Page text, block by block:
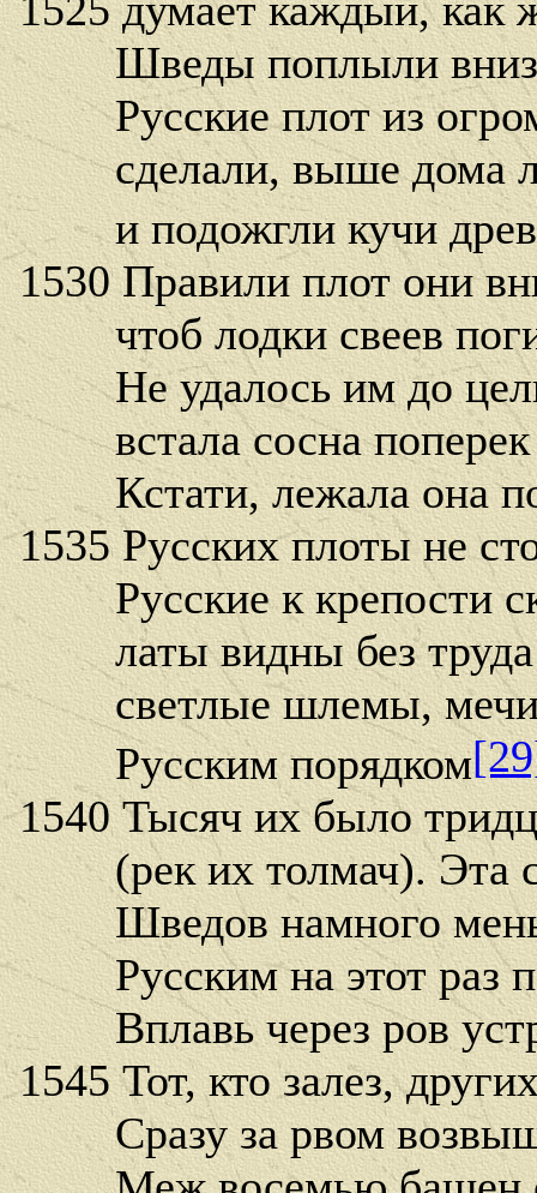
Шведы поплыли вниз
Русские плот из
сделали, выше дома
и подожгли кучи
1530 Правили плот они
чтоб лодки свеев
Не удалось им до
встала сосна поперек
Кстати, лежала она
1535 Русских плоты не
Русские к крепости
латы видны без труда
светлые шлемы, мечи
Русским порядком
1540 Тысяч их было
(рек их толмач). Эта
Шведов намного
Русским на этот раз
Вплавь через ров
1545 Тот, кто залез,
Сразу за рвом